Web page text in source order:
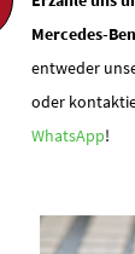
Mercedes-
entweder
oder
WhatsApp!